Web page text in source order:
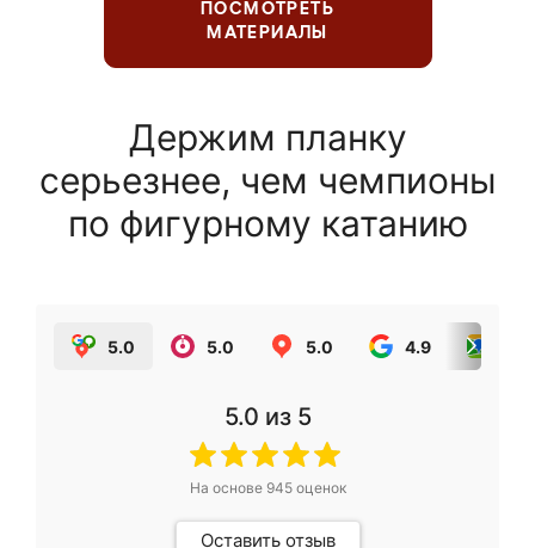
ПОСМОТРЕТЬ
МАТЕРИАЛЫ
Держим планку
серьезнее, чем чемпионы
по фигурному катанию
5.0 5.0 5.0 4.9
5.0 из 5
На основе 945оценок
Оставить отзыв